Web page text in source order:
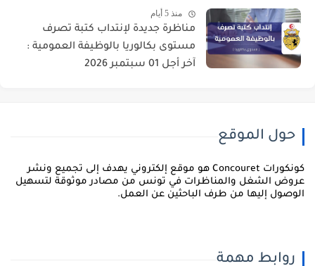
منذ 5 أيام
مناظرة جديدة لإنتداب كتبة تصرف
مستوى بكالوريا بالوظيفة العمومية :
آخر أجل 01 سبتمبر 2026
حول الموقع
كونكورات Concouret هو موقع إلكتروني يهدف إلى تجميع ونشر
الشغل والمناظرات في تونس من مصادر موثوقة لتسهيل
إليها من طرف الباحثين عن العمل.
روابط مهمة